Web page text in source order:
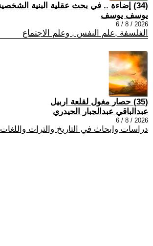
(34) إضاءة .. في بحث عقلية البنية الشخصية للفرد
يوسف يوسف
2026 / 8 / 6
الفلسفة ,علم النفس , وعلم الاجتماع
(35) حصار مغول لقلعة اربيل
عبدالباقي عبدالجبار الحيدري
2026 / 8 / 6
دراسات وابحاث في التاريخ والتراث واللغات